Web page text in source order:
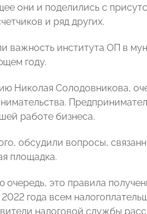
они и поделились с
и ряд других.
важность института ОП в
году.
Николая Солодовникова,
работе бизнеса.
обсудили вопросы,
площадка.
очередь, это правила
2022 года всем
налоговой службы